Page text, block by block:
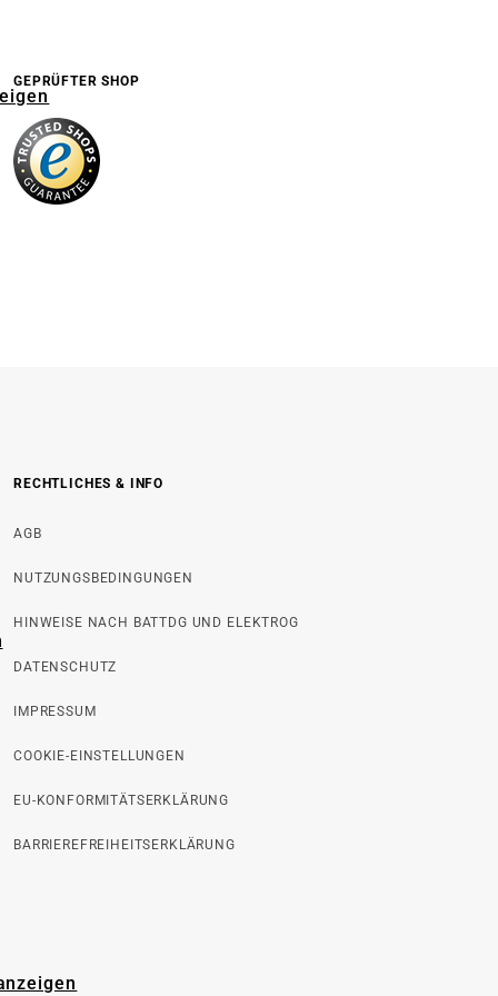
GEPRÜFTER SHOP
RECHTLICHES & INFO
AGB
NUTZUNGSBEDINGUNGEN
HINWEISE NACH BATTDG UND ELEKTROG
DATENSCHUTZ
IMPRESSUM
COOKIE-EINSTELLUNGEN
EU-KONFORMITÄTSERKLÄRUNG
BARRIEREFREIHEITSERKLÄRUNG